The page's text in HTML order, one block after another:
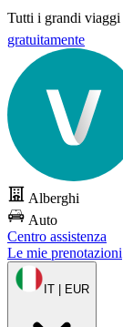
Tutti i grandi viaggi
gratuitamente
Alberghi
Auto
Centro assistenza
Le mie prenotazioni
IT | EUR